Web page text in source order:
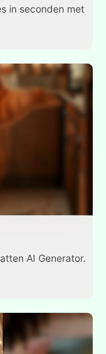
in seconden met
AI Generator.